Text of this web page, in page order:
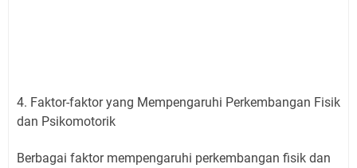
4. Faktor-faktor yang Mempengaruhi Perkembangan Fisik
dan Psikomotorik
Berbagai faktor mempengaruhi perkembangan fisik dan